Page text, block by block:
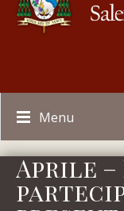
Menu
Aprile –